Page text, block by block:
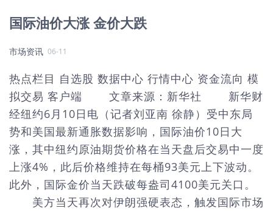
国际油价大涨 金价大跌
市场资讯 06-11
热点栏目 自选股 数据中心 行情中心 资金流向 模
拟交易 客户端 文章来源：新华社 新华财
经纽约6月10日电（记者刘亚南 徐静）受中东局
势和美国最新通胀数据影响，国际油价10日大
涨，其中纽约原油期货价格在当天盘后交易中一度
上涨4%，此后价格维持在每桶93美元上下波动。
此外，国际金价当天跌破每盎司4100美元关口。
美方当天再次对伊朗强硬表态，触发国际市场